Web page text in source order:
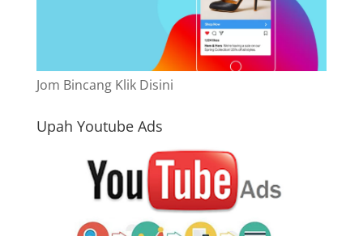
Jom Bincang Klik Disini
Upah Youtube Ads